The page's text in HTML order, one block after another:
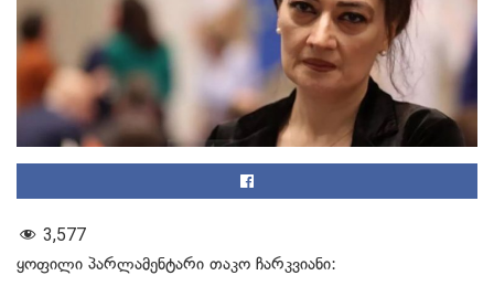
3,577
ყოფილი პარლამენტარი თაკო ჩარკვიანი: